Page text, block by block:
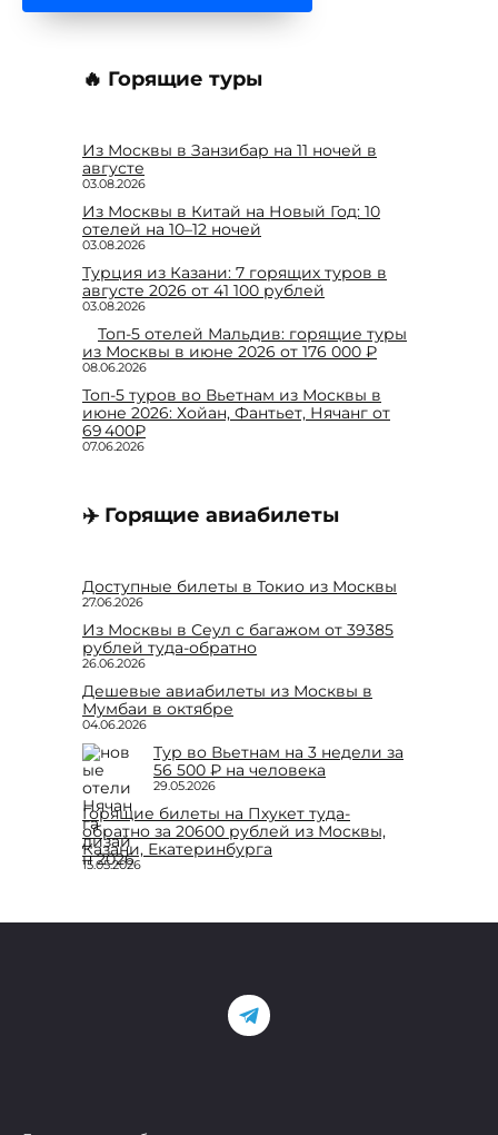
🔥 Горящие туры
Из Москвы в Занзибар на 11 ночей в
августе
03.08.2026
Из Москвы в Китай на Новый Год: 10
отелей на 10–12 ночей
03.08.2026
Турция из Казани: 7 горящих туров в
августе 2026 от 41 100 рублей
03.08.2026
Топ-5 отелей Мальдив: горящие туры
из Москвы в июне 2026 от 176 000 ₽
08.06.2026
Топ-5 туров во Вьетнам из Москвы в
июне 2026: Хойан, Фантьет, Нячанг от
69 400₽
07.06.2026
✈️ Горящие авиабилеты
Доступные билеты в Токио из Москвы
27.06.2026
Из Москвы в Сеул с багажом от 39385
рублей туда-обратно
26.06.2026
Дешевые авиабилеты из Москвы в
Мумбаи в октябре
04.06.2026
Тур во Вьетнам на 3 недели за
56 500 ₽ на человека
29.05.2026
Горящие билеты на Пхукет туда-
обратно за 20600 рублей из Москвы,
Казани, Екатеринбурга
15.05.2026